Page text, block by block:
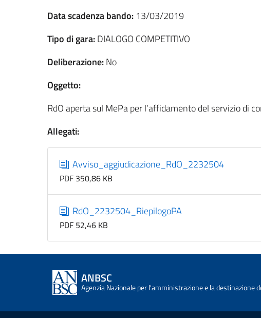
Data scadenza bando: 13/03/2019
Tipo di gara:DIALOGO COMPETITIVO
Deliberazione:No
Oggetto:
RdO aperta sul MePa per l’affidamento del servizio di
Allegati:
Avviso_aggiudicazione_RdO_2232504
PDF 350,86 KB
RdO_2232504_RiepilogoPA
PDF 52,46 KB
ANBSC
Agenzia Nazionale per l'amministrazione e la